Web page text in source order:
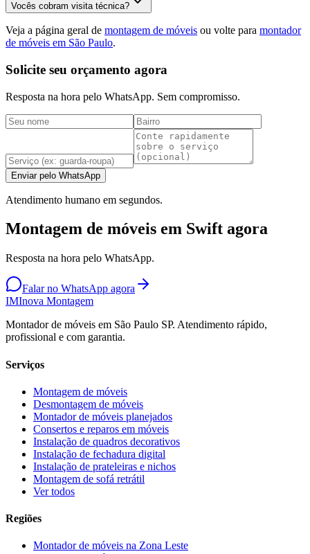
Vocês cobram visita técnica?
Veja a página geral de montagem de móveis ou volte para montador
de móveis em São Paulo.
Solicite seu orçamento agora
Resposta na hora pelo WhatsApp. Sem compromisso.
Enviar pelo WhatsApp
Atendimento humano em segundos.
Montagem de móveis em Swift agora
Resposta na hora pelo WhatsApp.
Falar no WhatsApp agora
IMInova Montagem
Montador de móveis em São Paulo SP. Atendimento rápido,
profissional e com garantia.
Serviços
Montagem de móveis
Desmontagem de móveis
Montador de móveis planejados
Consertos e reparos em móveis
Instalação de quadros decorativos
Instalação de fechadura digital
Instalação de prateleiras e nichos
Montagem de sofá retrátil
Ver todos
Regiões
Montador de móveis na Zona Leste